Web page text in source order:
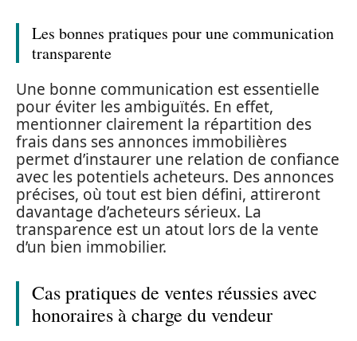
Les bonnes pratiques pour une communication
transparente
Une bonne communication est essentielle
pour éviter les ambiguïtés. En effet,
mentionner clairement la répartition des
frais dans ses annonces immobilières
permet d’instaurer une relation de confiance
avec les potentiels acheteurs. Des annonces
précises, où tout est bien défini, attireront
davantage d’acheteurs sérieux. La
transparence est un atout lors de la vente
d’un bien immobilier.
Cas pratiques de ventes réussies avec
honoraires à charge du vendeur